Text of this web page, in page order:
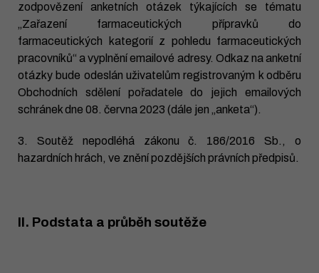
zodpovězení anketních otázek týkajících se tématu
„Zařazení farmaceutických přípravků do
farmaceutických kategorií z pohledu farmaceutických
pracovníků“ a vyplnění emailové adresy. Odkaz na anketní
otázky bude odeslán uživatelům registrovaným k odběru
Obchodních sdělení pořadatele do jejich emailových
schránek dne 08. června 2023 (dále jen „anketa“).
3. Soutěž nepodléhá zákonu č. 186/2016 Sb., o
hazardních hrách, ve znění pozdějších právních předpisů.
II. Podstata a průběh soutěže